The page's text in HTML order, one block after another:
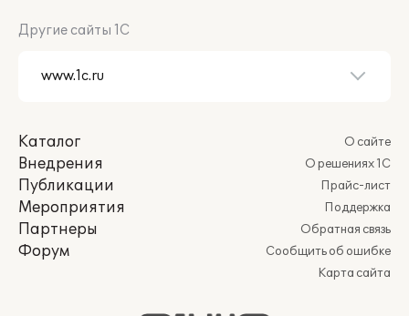
Другие сайты 1С
Каталог
Внедрения
Публикации
Мероприятия
Партнеры
Форум
О сайте
О решениях 1С
Прайс-лист
Поддержка
Обратная связь
Сообщить об ошибке
Карта сайта